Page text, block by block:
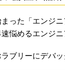
った「エンジニ
悩めるエンジ
ブリーにデバッ